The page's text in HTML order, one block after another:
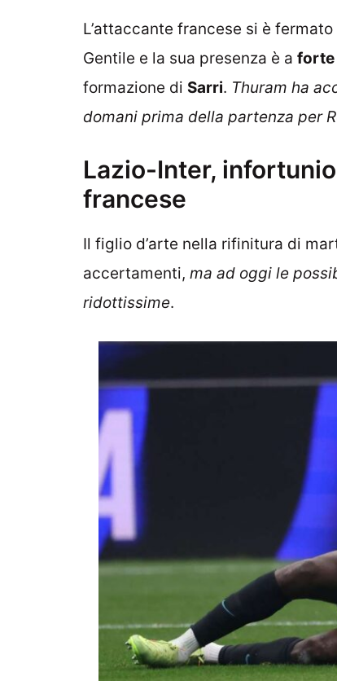
L’attaccante francese si è
Gentile e la sua presenza è a forte
formazione di Sarri. Thuram ha
domani prima della partenza per
Lazio-Inter,
francese
Il figlio d’arte nella rifinitura di
accertamenti, ma ad oggi le
ridottissime.